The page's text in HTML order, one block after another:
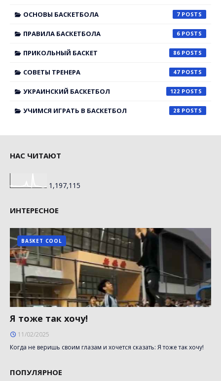
ОСНОВЫ БАСКЕТБОЛА 7
ПРАВИЛА БАСКЕТБОЛА 6
ПРИКОЛЬНЫЙ БАСКЕТ 86
СОВЕТЫ ТРЕНЕРА 47
УКРАИНСКИЙ БАСКЕТБОЛ 122
УЧИМСЯ ИГРАТЬ В БАСКЕТБОЛ 28
НАС ЧИТАЮТ
1,197,115
ИНТЕРЕСНОЕ
BASKET COOL
Я тоже так хочу!
11/02/2025
Когда не веришь своим глазам и хочется сказать: Я тоже так хочу!
ПОПУЛЯРНОЕ